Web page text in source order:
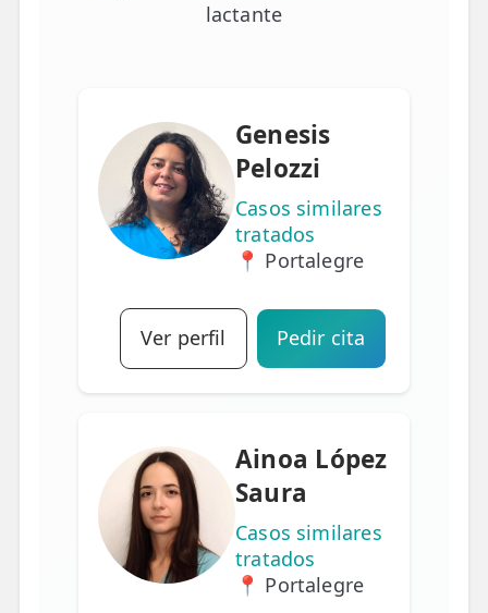
lactante
Genesis
Pelozzi
Casos similares
tratados
📍 Portalegre
Ver perfil Pedir cita
Ainoa López
Saura
Casos similares
tratados
📍 Portalegre